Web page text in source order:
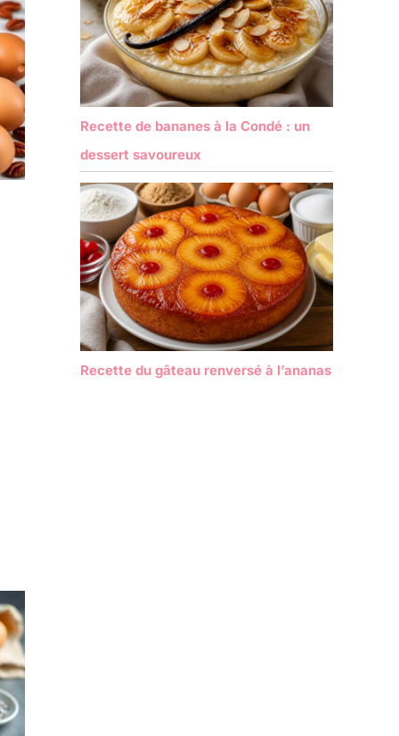
Recette de bananes à la Condé : un
dessert savoureux
Recette du gâteau renversé à l’ananas